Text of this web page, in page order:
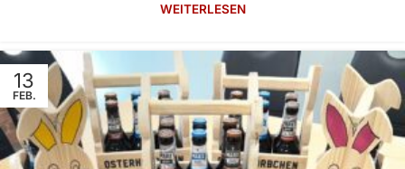
WEITERLESEN
13
FEB.